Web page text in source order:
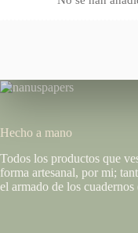
Hecho a mano
Todos los productos que
forma artesanal, por mi;
el armado de los cuadernos